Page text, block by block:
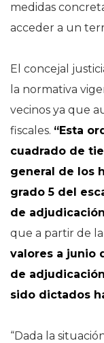
medidas
acceder a un
El concejal
la normativa
vecinos ya que
fiscales. “Esta
cuadrado de
general de los
grado 5 del
de
que a partir de
valores a junio
de
sido dictados
“Dada la